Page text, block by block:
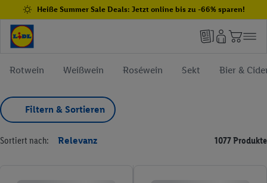
Heiße Summer Sale Deals: Jetzt online bis zu -66% sparen!
Rotwein Weißwein Roséwein Sekt Bier &
Filtern & Sortieren
Sortiert nach: Relevanz 1077 Produkte